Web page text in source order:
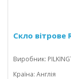
Скло вітрове
Виробник:
Країна: Англія